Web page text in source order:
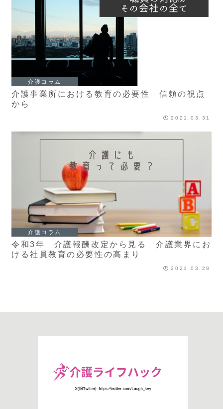
介護コラム
介護事業所における教育の必要性 信頼の視点
から
2021.03.31
介護コラム
令和3年 介護報酬改定から見る 介護業界にお
ける社員教育の必要性の高まり
2021.03.28